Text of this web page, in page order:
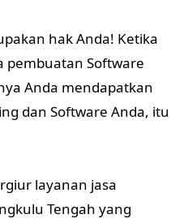
hak Anda! Ketika
pembuatan Software
Anda mendapatkan
dan Software Anda, itu
layanan jasa
Tengah yang